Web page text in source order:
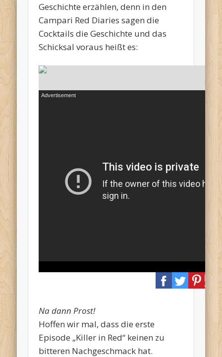
Geschichte erzählen, denn in den
Campari Red Diaries sagen die
Cocktails die Geschichte und das
Schicksal voraus heißt es:
Na dann Prost!
Hoffen wir mal, dass die erste
Episode „Killer in Red“ keinen zu
bitteren Nachgeschmack hat.